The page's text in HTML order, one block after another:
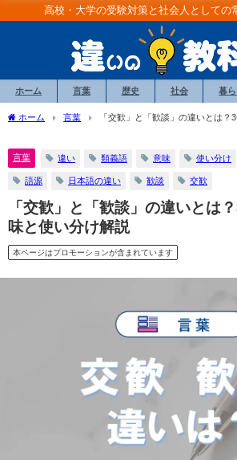
高校・大学の受験対策と社会人としての
ホーム 言葉 歴史 社会 暮
ホーム 言葉
「交歓」と「歓談」の違いとは？
言葉 違い 類義語 意味 使い分け
語源 日本語の違い 歓談 交歓
「交歓」と「歓談」の違いとは
味と使い分け解説
本ページはプロモーションが含まれています